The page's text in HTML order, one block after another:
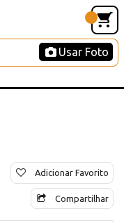
Usar Foto
Adicionar Favorito
Compartilhar